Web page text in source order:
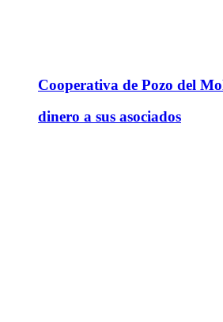
Cooperativa de Pozo del
dinero a sus asociados